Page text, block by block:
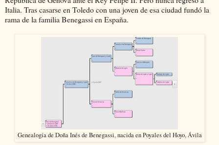
Italia. Tras casarse en Toledo con una joven de esa ciudad fundó la
rama de la familia Benegassi en España.
Genealogía de Doña Inés de Benegassi, nacida en Poyales del Hoyo, Ávila